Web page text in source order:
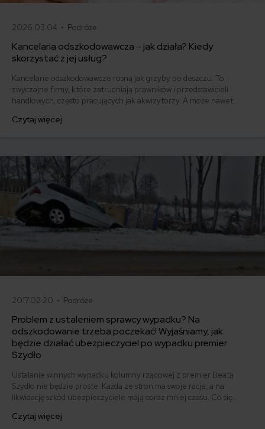
2026.03.04 • Podróże
Kancelaria odszkodowawcza – jak działa? Kiedy
skorzystać z jej usług?
Kancelarie odszkodowawcze rosną jak grzyby po deszczu. To
zwyczajne firmy, które zatrudniają prawników i przedstawicieli
handlowych, często pracujących jak akwizytorzy. A może nawet
wyszukiwaniem informacji o potencjalnych klientach (czyli o Tobie),
Czytaj więcej
2017.02.20 • Podróże
Problem z ustaleniem sprawcy wypadku? Na
odszkodowanie trzeba poczekać! Wyjaśniamy, jak
będzie działać ubezpieczyciel po wypadku premier
Szydło
Ustalanie winnych wypadku kolumny rządowej z premier Beatą
Szydło nie będzie proste. Każda ze stron ma swoje racje, a na
likwidację szkód ubezpieczyciele mają coraz mniej czasu. Co się
zdarza się dość często. A ile po takim wypadku możesz dołożyć do
Czytaj więcej